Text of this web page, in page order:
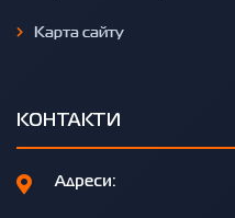
Карта сайту
КОНТАКТИ
Адреси: